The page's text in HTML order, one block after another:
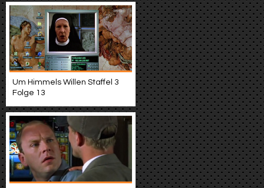
Um Himmels Willen Staffel 3
Folge 13